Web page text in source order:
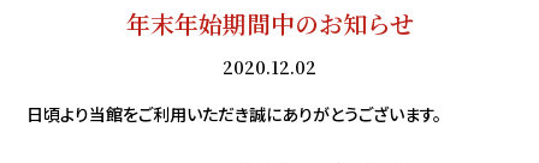
年末年始期間中のお知らせ
2020.12.02
日頃より当館をご利用いただき誠にありがとうございます。